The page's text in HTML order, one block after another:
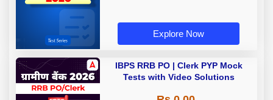
Explore Now
IBPS RRB PO | Clerk PYP Mock
Tests with Video Solutions